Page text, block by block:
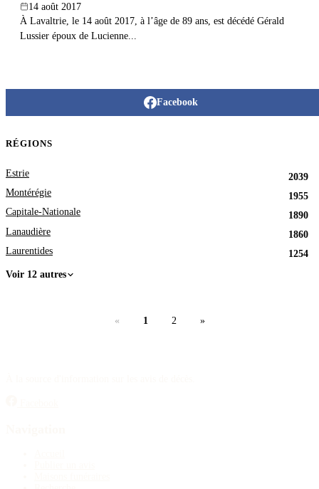
14 août 2017
À Lavaltrie, le 14 août 2017, à l’âge de 89 ans, est décédé Gérald
Lussier époux de Lucienne...
Facebook
RÉGIONS
Estrie
2039
Montérégie
1955
Capitale-Nationale
1890
Lanaudière
1860
Laurentides
1254
Voir 12 autres
« 1 2 »